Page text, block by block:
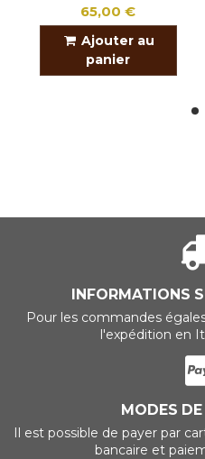
65,00 €
Ajouter au
panier
INFORMATIONS
Pour les commandes
l'expédition en
MODES
Il est possible de payer par
bancaire et